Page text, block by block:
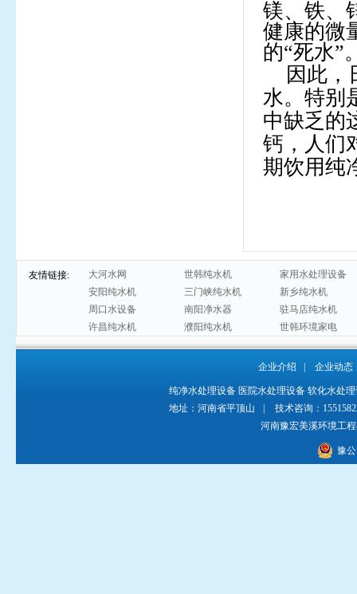
镁、铁、
健康的微
的“死水”
因此，
水。特别
中缺乏的
钙，人们
期饮用纯
友情链接: 大河水网 世韩纯水机
家用水处理设备
安阳纯水机
三门峡纯水机
新乡纯水机
周口水设备
南阳净水器
驻马店纯水机
许昌纯水机
濮阳纯水机 世韩环境家电
企业介绍 企业动态
纯净水处理设备 医院水处理设备 软化水处
地址：河南省平顶山
技术咨询：
河南豫宏美溪环境工
豫公